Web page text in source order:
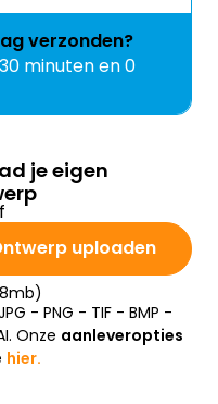
verzonden?
minuten en 59
je eigen
uploaden
- PNG - TIF - BMP -
Onze aanleveropties
hier.